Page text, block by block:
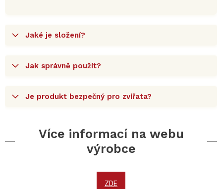
Jaké je složení?
Jak správně použít?
Je produkt bezpečný pro zvířata?
Více informací na webu
výrobce
ZDE